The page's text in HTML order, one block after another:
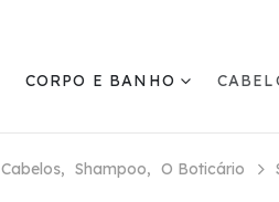
CORPO E BANHO
Cabelos, Shampoo, O Boticário